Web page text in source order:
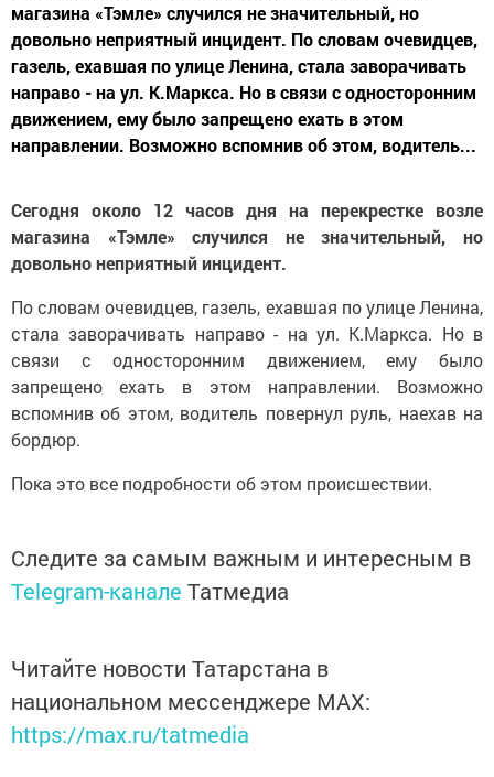
магазина «Тэмле» случился не значительный, но
довольно неприятный инцидент. По словам очевидцев,
газель, ехавшая по улице Ленина, стала заворачивать
направо - на ул. К.Маркса. Но в связи с односторонним
движением, ему было запрещено ехать в этом
направлении. Возможно вспомнив об этом, водитель...
Сегодня около 12 часов дня на перекрестке возле
магазина «Тэмле» случился не значительный, но
довольно неприятный инцидент.
По словам очевидцев, газель, ехавшая по улице Ленина,
стала заворачивать направо - на ул. К.Маркса. Но в
связи с односторонним движением, ему было
запрещено ехать в этом направлении. Возможно
вспомнив об этом, водитель повернул руль, наехав на
бордюр.
Пока это все подробности об этом происшествии.
Следите за самым важным и интересным в
Telegram-канале Татмедиа
Читайте новости Татарстана в
национальном мессенджере MАХ:
https://max.ru/tatmedia